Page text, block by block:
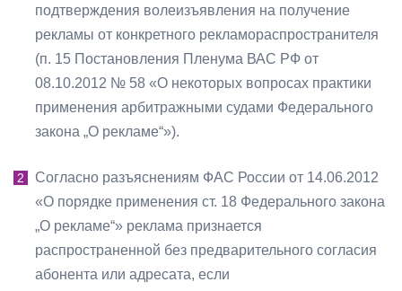
подтверждения волеизъявления на получение
рекламы от конкретного рекламораспространителя
(п. 15 Постановления Пленума ВАС РФ от
08.10.2012 № 58 «О некоторых вопросах практики
применения арбитражными судами Федерального
закона „О рекламе“»).
Согласно разъяснениям ФАС России от 14.06.2012
«О порядке применения ст. 18 Федерального закона
„О рекламе“» реклама признается
распространенной без предварительного согласия
абонента или адресата, если